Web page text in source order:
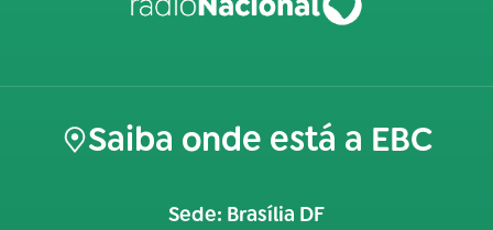
Saiba onde está a EBC
Sede: Brasília DF